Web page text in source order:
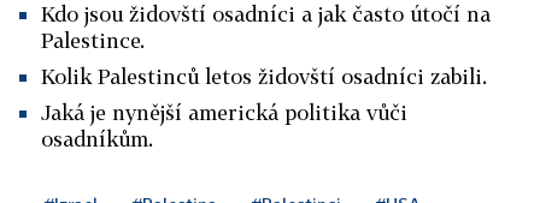
Kdo jsou židovští osadníci a jak často útočí na
Palestince.
Kolik Palestinců letos židovští osadníci zabili.
Jaká je nynější americká politika vůči
osadníkům.